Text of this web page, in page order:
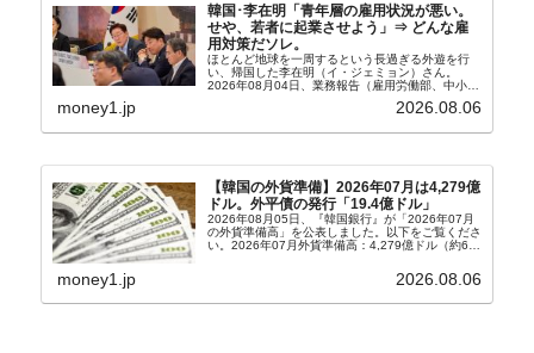
韓国･李在明「青年層の雇用状況が悪い。
せや、若者に起業させよう」⇒ どんな雇
用対策だソレ。
ほとんど地球を一周するという長過ぎる外遊を行
い、帰国した李在明（イ・ジェミョン）さん。
2026年08月04日、業務報告（雇用労働部、中小ベ
上、韓国大統領に成りおおせた李在明（イ・ジェミ
money1.jp 2026.08.06
【韓国の外貨準備】2026年07月は4,279億
ドル。外平債の発行「19.4億ドル」
2026年08月05日、『韓国銀行』が「2026年07月
の外貨準備高」を公表しました。以下をご覧くださ
い。2026年07月外貨準備高：4,279億ドル（約67
money1.jp 2026.08.06